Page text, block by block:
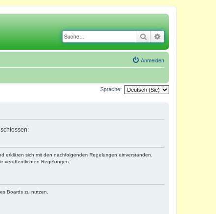
Suche
Anmelden
Sprache:
erklären sich mit den nachfolgenden Regelungen einverstanden.
veröffentlichten Regelungen.
Boards zu nutzen.